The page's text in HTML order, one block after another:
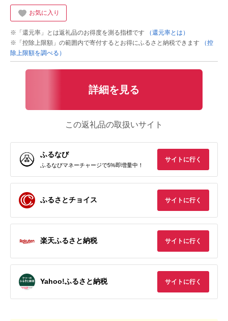
お気に入り
※「還元率」とは返礼品のお得度を測る指標です
（還元率とは）
※「控除上限額」の範囲内で寄付するとお得にふるさと納税できます
（控
除上限額を調べる）
詳細を見る
この返礼品の取扱いサイト
ふるなび
ふるなびマネーチャージで5%即増量中！
サイトに行く
ふるさとチョイス サイトに行く
楽天ふるさと納税 サイトに行く
Yahoo!ふるさと納税 サイトに行く